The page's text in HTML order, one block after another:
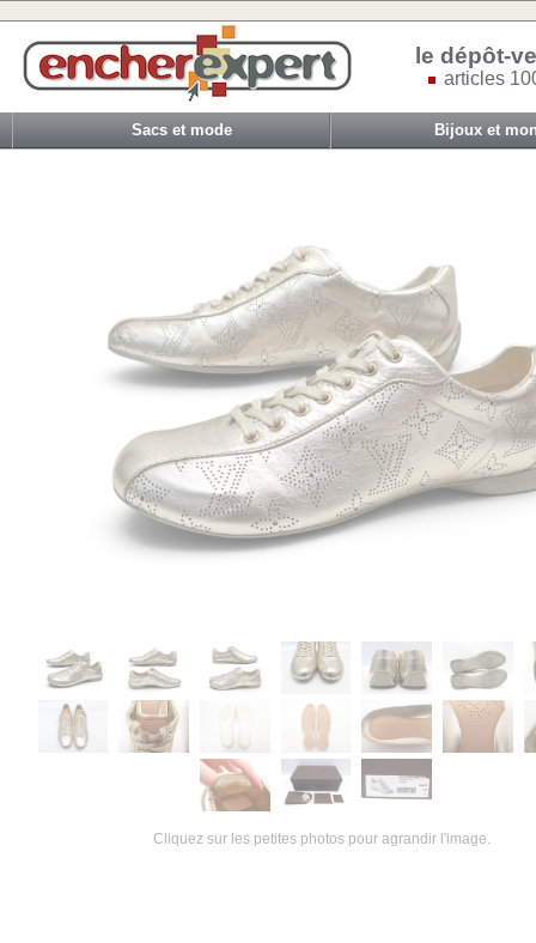
le dépôt-
articles
Sacs et mode Bijoux et
Cliquez sur les petites photos pour agrandir l'image.